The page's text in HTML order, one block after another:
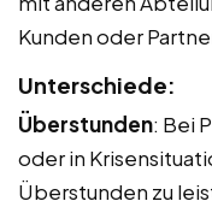
Kunden oder
Unterschiede:
Überstunden: Bei
oder in
Überstunden zu